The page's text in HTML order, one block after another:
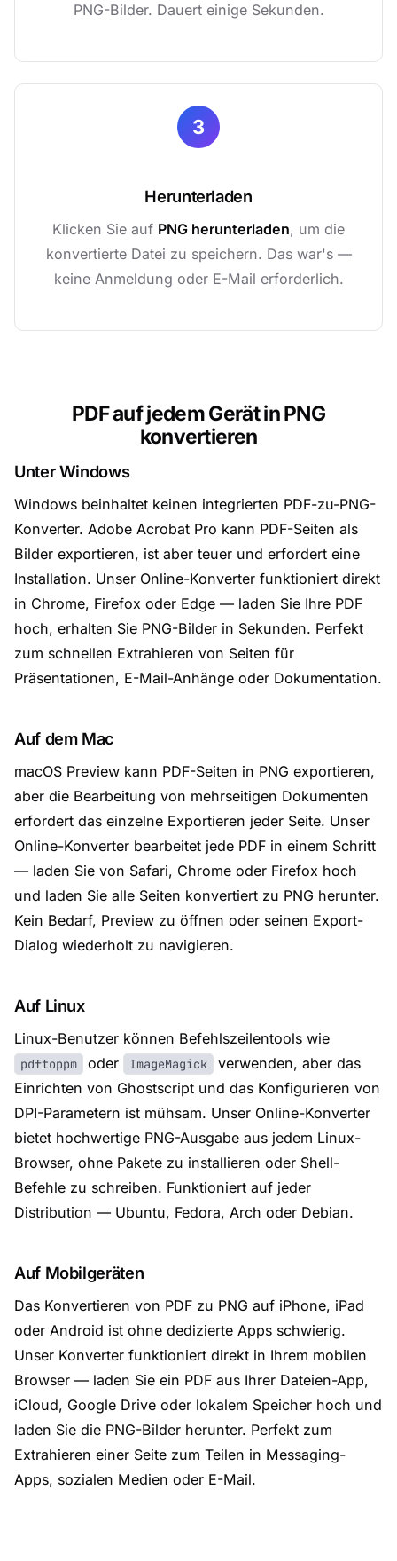
PNG-Bilder. Dauert einige Sekunden.
3
Herunterladen
Klicken Sie auf PNG herunterladen, um die
konvertierte Datei zu speichern. Das war's —
keine Anmeldung oder E-Mail erforderlich.
PDF auf jedem Gerät in PNG
konvertieren
Unter Windows
Windows beinhaltet keinen integrierten PDF-zu-PNG-
Konverter. Adobe Acrobat Pro kann PDF-Seiten als
Bilder exportieren, ist aber teuer und erfordert eine
Installation. Unser Online-Konverter funktioniert direkt
in Chrome, Firefox oder Edge — laden Sie Ihre PDF
hoch, erhalten Sie PNG-Bilder in Sekunden. Perfekt
zum schnellen Extrahieren von Seiten für
Präsentationen, E-Mail-Anhänge oder Dokumentation.
Auf dem Mac
macOS Preview kann PDF-Seiten in PNG exportieren,
aber die Bearbeitung von mehrseitigen Dokumenten
erfordert das einzelne Exportieren jeder Seite. Unser
Online-Konverter bearbeitet jede PDF in einem Schritt
— laden Sie von Safari, Chrome oder Firefox hoch
und laden Sie alle Seiten konvertiert zu PNG herunter.
Kein Bedarf, Preview zu öffnen oder seinen Export-
Dialog wiederholt zu navigieren.
Auf Linux
Linux-Benutzer können Befehlszeilentools wie
pdftoppm oder ImageMagick
verwenden, aber das
Einrichten von Ghostscript und das Konfigurieren von
DPI-Parametern ist mühsam. Unser Online-Konverter
bietet hochwertige PNG-Ausgabe aus jedem Linux-
Browser, ohne Pakete zu installieren oder Shell-
Befehle zu schreiben. Funktioniert auf jeder
Distribution — Ubuntu, Fedora, Arch oder Debian.
Auf Mobilgeräten
Das Konvertieren von PDF zu PNG auf iPhone, iPad
oder Android ist ohne dedizierte Apps schwierig.
Unser Konverter funktioniert direkt in Ihrem mobilen
Browser — laden Sie ein PDF aus Ihrer Dateien-App,
iCloud, Google Drive oder lokalem Speicher hoch und
laden Sie die PNG-Bilder herunter. Perfekt zum
Extrahieren einer Seite zum Teilen in Messaging-
Apps, sozialen Medien oder E-Mail.